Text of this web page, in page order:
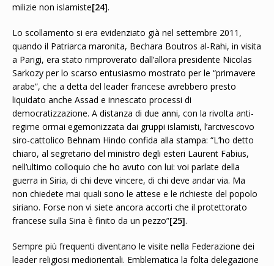
milizie non islamiste[24].
Lo scollamento si era evidenziato già nel settembre 2011,
quando il Patriarca maronita, Bechara Boutros al-Rahi, in visita
a Parigi, era stato rimproverato dall’allora presidente Nicolas
Sarkozy per lo scarso entusiasmo mostrato per le “primavere
arabe”, che a detta del leader francese avrebbero presto
liquidato anche Assad e innescato processi di
democratizzazione. A distanza di due anni, con la rivolta anti-
regime ormai egemonizzata dai gruppi islamisti, l’arcivescovo
siro-cattolico Behnam Hindo confida alla stampa: “L’ho detto
chiaro, al segretario del ministro degli esteri Laurent Fabius,
nell’ultimo colloquio che ho avuto con lui: voi parlate della
guerra in Siria, di chi deve vincere, di chi deve andar via. Ma
non chiedete mai quali sono le attese e le richieste del popolo
siriano. Forse non vi siete ancora accorti che il protettorato
francese sulla Siria è finito da un pezzo”[25].
Sempre più frequenti diventano le visite nella Federazione dei
leader religiosi mediorientali. Emblematica la folta delegazione